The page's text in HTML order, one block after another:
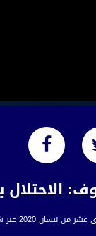
الاحتلال
للافروف: الاحتلال يقيد قدرتنا على مواجهة فيروس كورونا